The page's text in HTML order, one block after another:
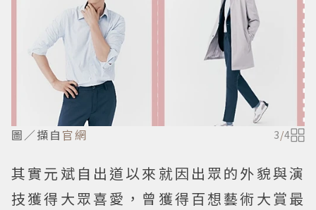
圖／擷自 官網 3/4
其實元斌自出道以來就因出眾的外貌與演
技獲得大眾喜愛，曾獲得百想藝術大賞最